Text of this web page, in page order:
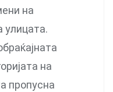
на
улицата.
на
пропусна